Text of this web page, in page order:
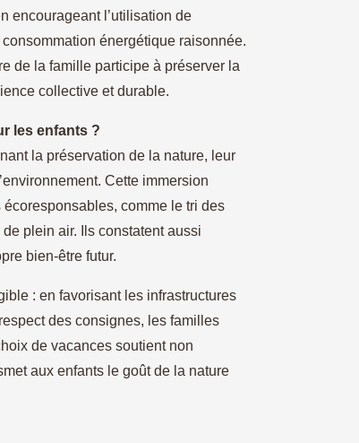
encourageant l’utilisation de
énergétique raisonnée.
de la famille participe à préserver la
collective et durable.
les enfants ?
la préservation de la nature, leur
Cette immersion
comme le tri des
plein air. Ils constatent aussi
bien-être futur.
: en favorisant les infrastructures
des consignes, les familles
de vacances soutient non
aux enfants le goût de la nature